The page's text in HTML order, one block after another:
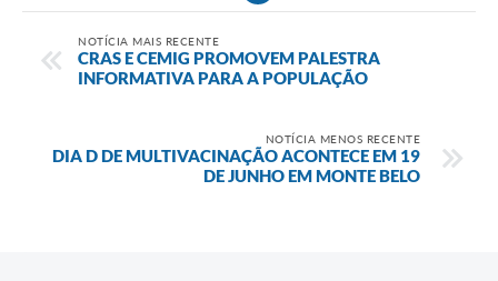
NOTÍCIA MAIS RECENTE
CRAS E CEMIG PROMOVEM PALESTRA
INFORMATIVA PARA A POPULAÇÃO
NOTÍCIA MENOS RECENTE
DIA D DE MULTIVACINAÇÃO ACONTECE EM 19
DE JUNHO EM MONTE BELO